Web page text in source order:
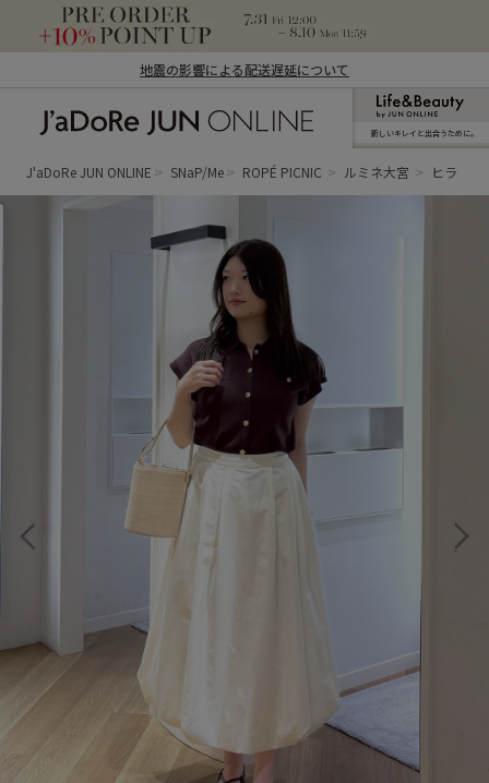
地震の影響による配送遅延について
ン オンライン）
新しいキレイと出合うために。
J'aDoRe JUN ONLINE SNaP/Me ROPÉ PICNIC ルミネ大宮 ヒラ